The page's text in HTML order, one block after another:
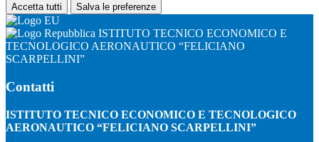
Accetta tutti Salva le preferenze
ISTITUTO TECNICO ECONOMICO E
TECNOLOGICO AERONAUTICO “FELICIANO
SCARPELLINI”
Contatti
ISTITUTO TECNICO ECONOMICO E TECNOLOGICO
AERONAUTICO “FELICIANO SCARPELLINI”